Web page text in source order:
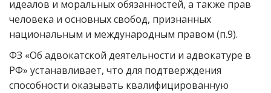
идеалов и моральных обязанностей, а также прав
человека и основных свобод, признанных
национальным и международным правом (п.9).
ФЗ «Об адвокатской деятельности и адвокатуре в
РФ» устанавливает, что для подтверждения
способности оказывать квалифицированную